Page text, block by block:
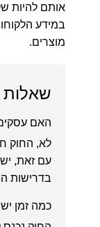
אותם להיות
במידע
מוצרים.
שאלות
האם
לא, החוק
עם זאת,
בדרישות
כמה זמן